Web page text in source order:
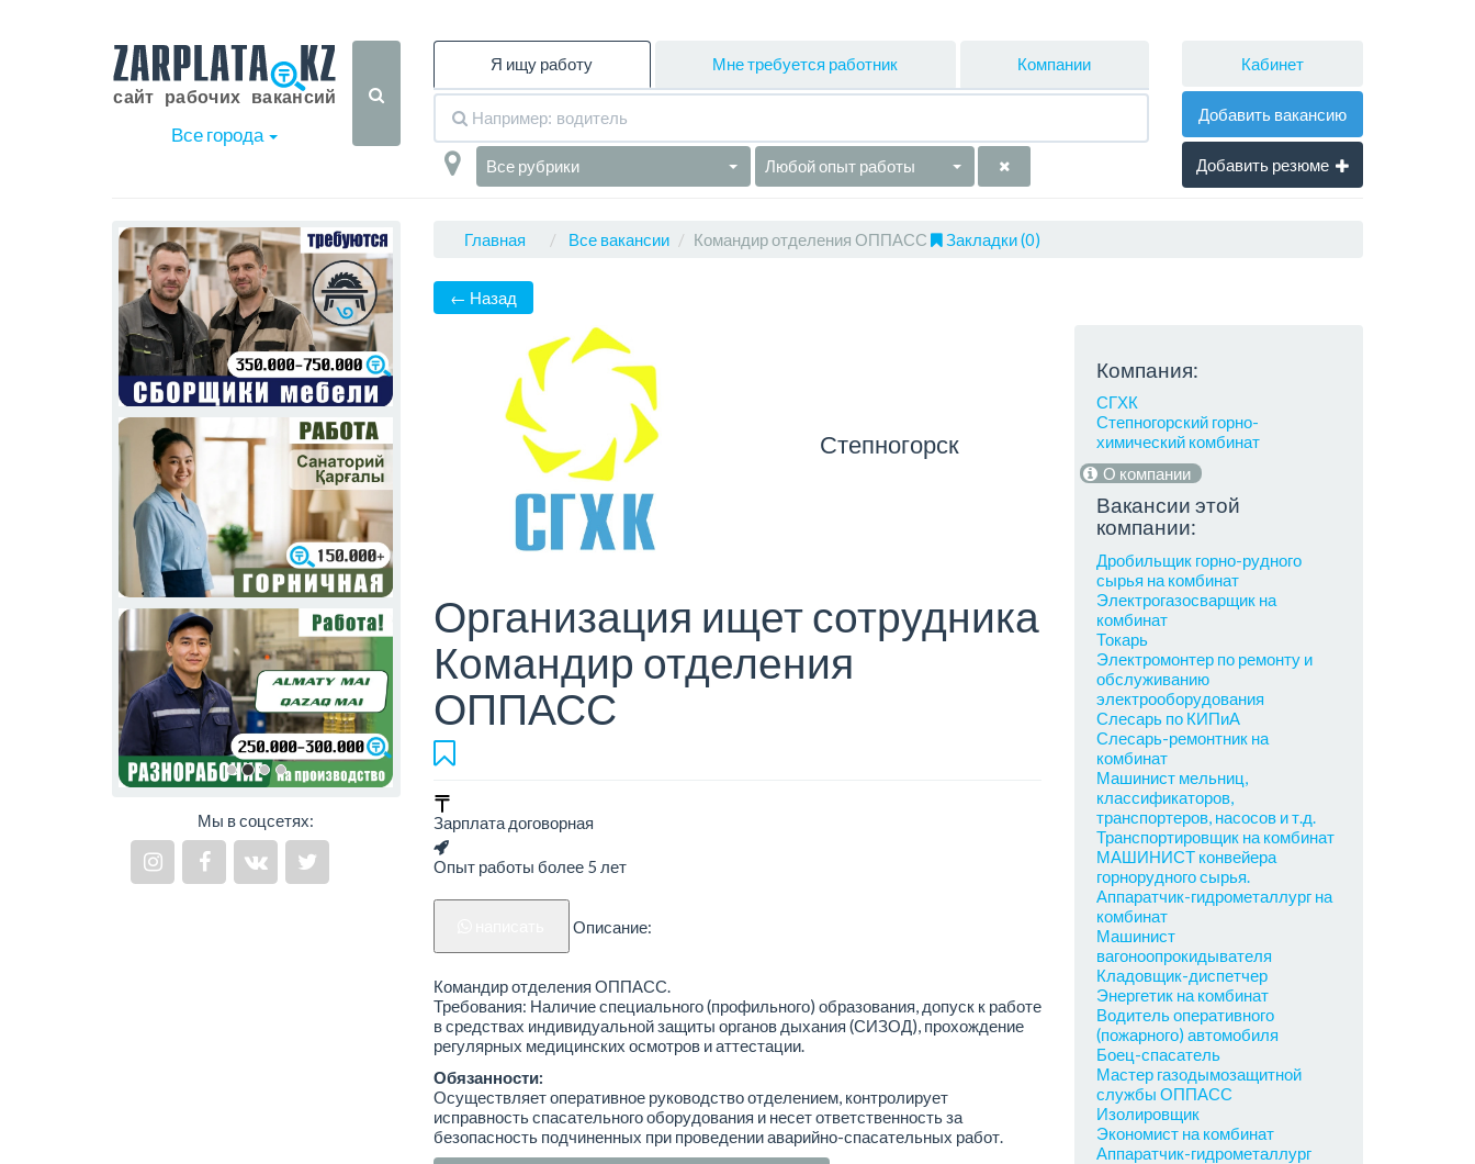
Все города
Я ищу работу Мне требуется работник Компании
Все рубрики Любой опыт работы
Кабинет
Добавить вакансию
Добавить резюме
Мы в соцсетях:
Главная Все вакансии Командир отделения ОППАСС Закладки (0)
← Назад
Степногорск
Организация ищет сотрудника
Командир отделения
ОППАСС
Зарплата договорная
Опыт работы более 5 лет
Описание:
Командир отделения ОППАСС.
Требования: Наличие специального (профильного) образования, допуск к работе
в средствах индивидуальной защиты органов дыхания (СИЗОД), прохождение
регулярных медицинских осмотров и аттестации.
Обязанности:
Осуществляет оперативное руководство отделением, контролирует
исправность спасательного оборудования и несет ответственность за
безопасность подчиненных при проведении аварийно-спасательных работ.
Компания:
СГХК
Степногорский горно-
химический комбинат
О компании
Вакансии этой
компании:
Дробильщик горно-рудного
сырья на комбинат
Электрогазосварщик на
комбинат
Токарь
Электромонтер по ремонту и
обслуживанию
электрооборудования
Слесарь по КИПиА
Слесарь-ремонтник на
комбинат
Машинист мельниц,
классификаторов,
транспортеров, насосов и т.д.
Транспортировщик на комбинат
МАШИНИСТ конвейера
горнорудного сырья.
Аппаратчик-гидрометаллург на
комбинат
Машинист
вагоноопрокидывателя
Кладовщик-диспетчер
Энергетик на комбинат
Водитель оперативного
(пожарного) автомобиля
Боец-спасатель
Мастер газодымозащитной
службы ОППАСС
Изолировщик
Экономист на комбинат
Аппаратчик-гидрометаллург